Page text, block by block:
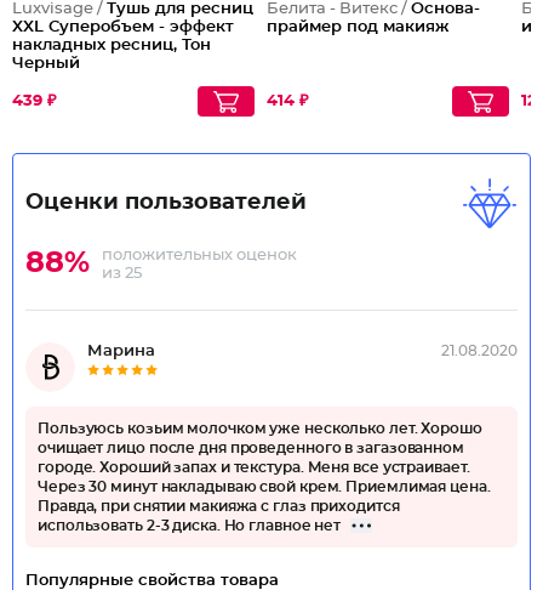
Luxvisage / Тушь для ресниц
XXL Суперобъем - эффект
накладных ресниц, Тон
Черный
439 ₽
Белита - Витекс / Основа-
праймер под макияж
414 ₽
Оценки пользователей
88%
положительных оценок
из 25
Марина 21.08.2020
Пользуюсь козьим молочком уже несколько лет. Хорошо
очищает лицо после дня проведенного в загазованном
городе. Хороший запах и текстура. Меня все устраивает.
Через 30 минут накладываю свой крем. Приемлимая цена.
Правда, при снятии макияжа с глаз приходится
использовать 2-3 диска. Но главное нет
Популярные свойства товара